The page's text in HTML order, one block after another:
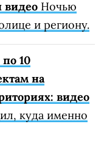
видео Ночью
и региону.
10
на
видео
куда именно